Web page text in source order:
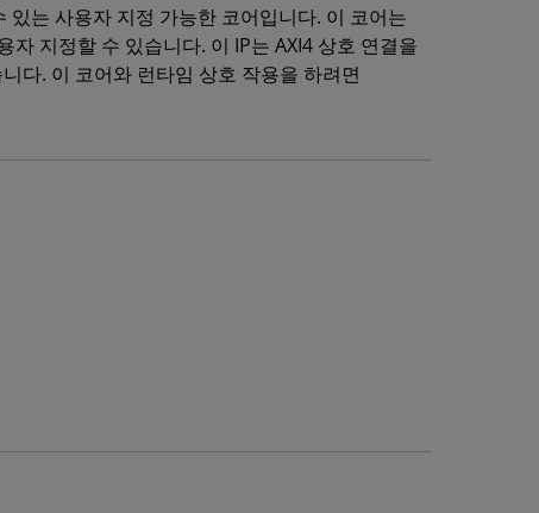
있는 사용자 지정 가능한 코어입니다. 이 코어는
지정할 수 있습니다. 이 IP는 AXI4 상호 연결을
다. 이 코어와 런타임 상호 작용을 하려면